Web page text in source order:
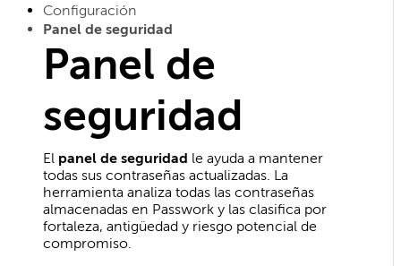
Configuración
Panel de seguridad
Panel de
seguridad
El panel de seguridad le ayuda a mantener
todas sus contraseñas actualizadas. La
herramienta analiza todas las contraseñas
almacenadas en Passwork y las clasifica por
fortaleza, antigüedad y riesgo potencial de
compromiso.